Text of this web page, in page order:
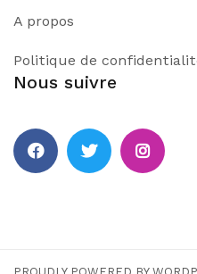
A propos
Politique de
Nous suivre